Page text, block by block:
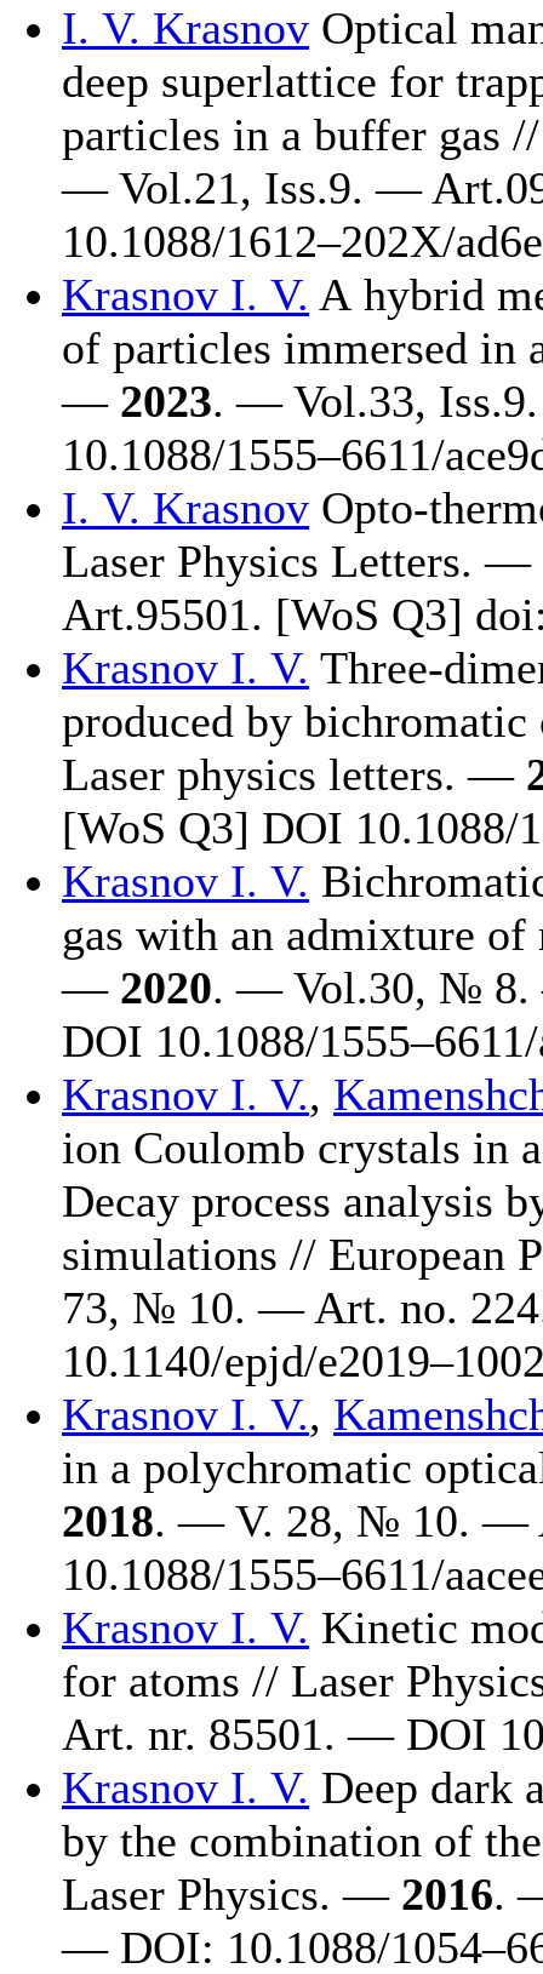
I. V. Krasnov Optical
deep superlattice for
particles in a buffer gas
— Vol.21, Iss.9. —
10.1088/1612–202X/
Krasnov I. V. A hybrid
of particles immersed in
— 2023. — Vol.33,
10.1088/1555–6611/
I. V. Krasnov Opto-
Laser Physics Letters. —
Art.95501. [WoS Q3]
Krasnov I. V. Three-
produced by bichromatic
Laser physics letters. —
[WoS Q3] DOI 10.1088/
Krasnov I. V.
gas with an admixture of
— 2020. — Vol.30, № 8.
DOI 10.1088/1555–661
Krasnov I. V.,
ion Coulomb crystals in
Decay process analysis
simulations //
73, № 10. — Art. no.
10.1140/epjd/e2019–100
Krasnov I. V.,
in a polychromatic
2018. — V. 28, № 10. —
10.1088/1555–6611/
Krasnov I. V. Kinetic
for atoms // Laser
Art. nr. 85501. — DOI
Krasnov I. V. Deep dark
by the combination of
Laser Physics. — 2016.
— DOI: 10.1088/10